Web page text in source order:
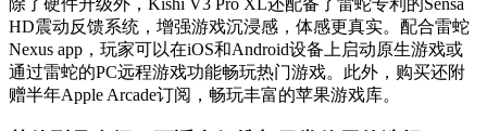
HD震动反馈系统，增强游戏沉浸感，体感更真实。配合雷蛇
Nexus app，玩家可以在iOS和Android设备上启动原生游戏或
通过雷蛇的PC远程游戏功能畅玩热门游戏。此外，购买还附
赠半年Apple Arcade订阅，畅玩丰富的苹果游戏库。